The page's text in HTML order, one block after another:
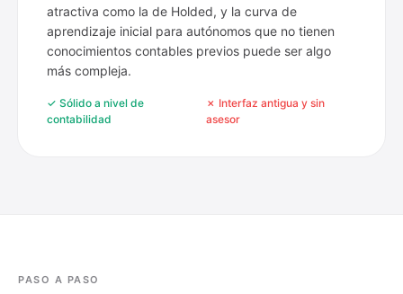
atractiva como la de Holded, y la curva de
aprendizaje inicial para autónomos que no tienen
conocimientos contables previos puede ser algo
más compleja.
✓ Sólido a nivel de
contabilidad
✗ Interfaz antigua y sin
asesor
PASO A PASO